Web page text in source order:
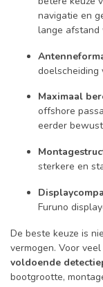
navigatie en
lange afstand
doelscheiding
Maximaal
offshore
eerder
sterkere en
Furuno
De beste keuze is
vermogen. Voor
voldoende
bootgrootte,